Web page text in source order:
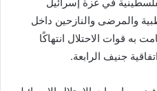
والمرضى والنازحين داخل
به قوات الاحتلال انتهاكًا
جنيف الرابعة.